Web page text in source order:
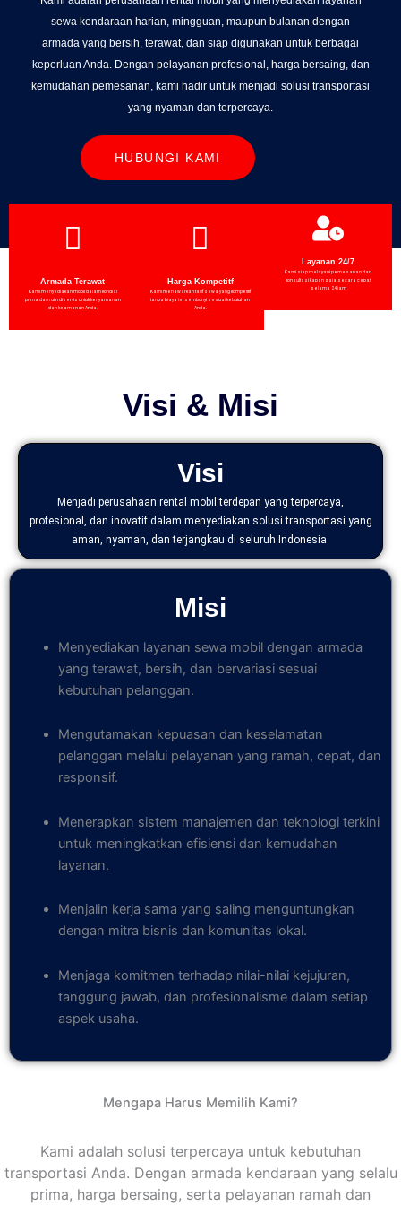
sewa kendaraan harian, mingguan, maupun bulanan dengan
armada yang bersih, terawat, dan siap digunakan untuk berbagai
keperluan Anda. Dengan pelayanan profesional, harga bersaing, dan
kemudahan pemesanan, kami hadir untuk menjadi solusi transportasi
yang nyaman dan terpercaya.
HUBUNGI KAMI
Armada Terawat
Kami menyediakan mobil dalam kondisi
prima dan rutin diservis untuk kenyamanan
dan keamanan Anda.
Harga Kompetitf
Kami menawarkan tarif sewa yang kompetitif
tanpa biaya tersembunyi sesuai kebutuhan
Anda.
Layanan 24/7
Kami siap melayani pemesanan dan
konsultasi kapan saja secara cepat
selama 24 jam
Visi & Misi
Visi
Menjadi perusahaan rental mobil terdepan yang terpercaya,
profesional, dan inovatif dalam menyediakan solusi transportasi yang
aman, nyaman, dan terjangkau di seluruh Indonesia.
Misi
Menyediakan layanan sewa mobil dengan armada
yang terawat, bersih, dan bervariasi sesuai
kebutuhan pelanggan.
Mengutamakan kepuasan dan keselamatan
pelanggan melalui pelayanan yang ramah, cepat, dan
responsif.
Menerapkan sistem manajemen dan teknologi terkini
untuk meningkatkan efisiensi dan kemudahan
layanan.
Menjalin kerja sama yang saling menguntungkan
dengan mitra bisnis dan komunitas lokal.
Menjaga komitmen terhadap nilai-nilai kejujuran,
tanggung jawab, dan profesionalisme dalam setiap
aspek usaha.
Mengapa Harus Memilih Kami?
Kami adalah solusi terpercaya untuk kebutuhan
transportasi Anda. Dengan armada kendaraan yang selalu
prima, harga bersaing, serta pelayanan ramah dan